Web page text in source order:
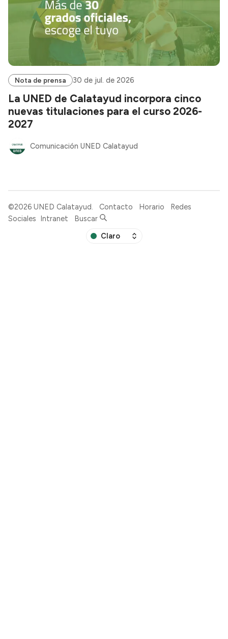
Nota de prensa 30 de jul. de 2026
La UNED de Calatayud incorpora cinco
nuevas titulaciones para el curso 2026-
2027
Comunicación UNED Calatayud
©2026 UNED Calatayud. Contacto Horario
Redes
Sociales Intranet Buscar